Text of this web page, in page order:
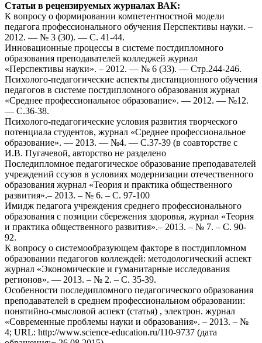
Статьи в рецензируемых журналах ВАК:
К вопросу о формировании компетентностной модели
педагога профессионального обучения Перспективы науки. –
2012. — № 3 (30). — С. 41-44.
Инновационные процессы в системе постдипломного
образования преподавателей колледжей журнал
«Перспективы науки». – 2012. — № 6 (33). — Стр.244-246.
Психолого-педагогические аспекты дистанционного обучения
педагогов в системе постдипломного образования журнал
«Среднее профессиональное образование». — 2012. — №12.
— С.36-38.
Психолого-педагогические условия развития творческого
потенциала студентов, журнал «Среднее профессиональное
образование». — 2013. — №4. — С.37-39 (в соавторстве с
И.В. Пугачевой, авторство не разделено
Последипломное педагогическое образование преподавателей
учреждений ссузов в условиях модернизации отечественного
образования журнал «Теория и практика общественного
развития».– 2013. – № 6. – С. 97-100
Имидж педагога учреждения среднего профессионального
образования с позиции сбережения здоровья, журнал «Теория
и практика общественного развития».– 2013. – № 7. – С. 90-
92.
К вопросу о системообразующем факторе в постдипломном
образовании педагогов коллеждей: методологический аспект
журнал «Экономические и гуманитарные исследования
регионов». — 2013. – № 2. – С. 35-39.
Особенности последипломного педагогического образования
преподавателей в среднем профессиональном образовании:
понятийно-смысловой аспект (статья) , электрон. журнал
«Современные проблемы науки и образования». – 2013. – №
4; URL: http://www.science-education.ru/110-9737 (дата